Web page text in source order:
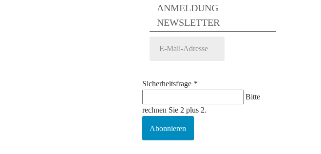
ANMELDUNG
NEWSLETTER
Sicherheitsfrage *
Bitte
rechnen Sie 2 plus 2.
Abonnieren